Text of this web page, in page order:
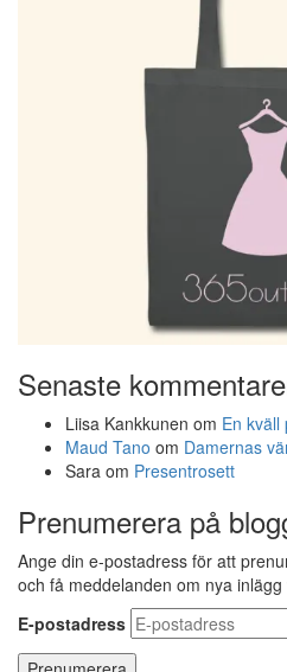
Senaste
Liisa Kankkunen om En kväll
Maud Tano om Damernas
Sara om Presentrosett
Prenumerera på
Ange din e-postadress för att
och få meddelanden om nya inlägg
E-postadress